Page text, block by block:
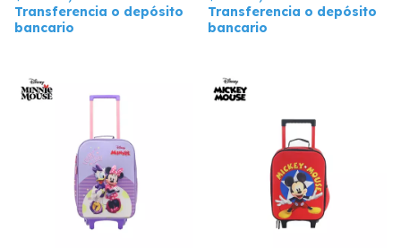
Transferencia o depósito
bancario
Transferencia o depósito
bancario